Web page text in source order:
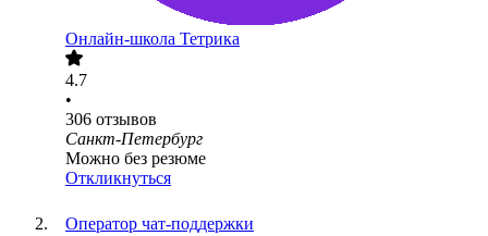
Онлайн-школа Тетрика
4.7
•
306 отзывов
Санкт-Петербург
Можно без резюме
Откликнуться
Оператор чат-поддержки